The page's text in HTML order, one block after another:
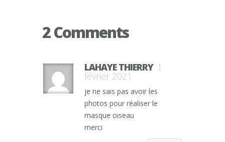
2 Comments
LAHAYE THIERRY 1
février 2021
je ne sais pas avoir les
photos pour réaliser le
masque oiseau
merci